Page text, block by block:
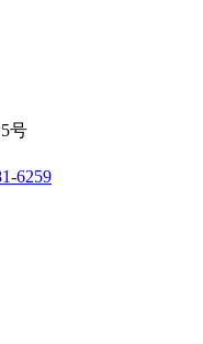
号
6259